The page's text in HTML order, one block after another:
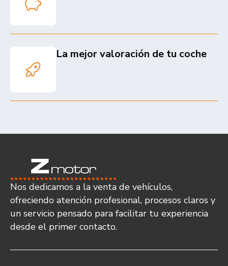
La mejor valoración de tu coche
Nos dedicamos a la venta de vehículos,
ofreciendo atención profesional, procesos claros y
un servicio pensado para facilitar tu experiencia
desde el primer contacto.